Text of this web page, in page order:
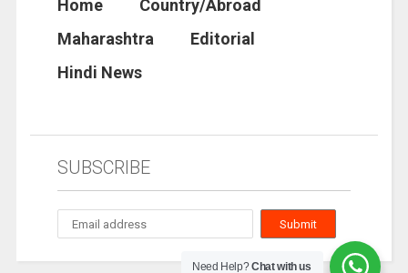
Home
Country/Abroad
Maharashtra
Editorial
Hindi News
SUBSCRIBE
Need Help?Chat with us